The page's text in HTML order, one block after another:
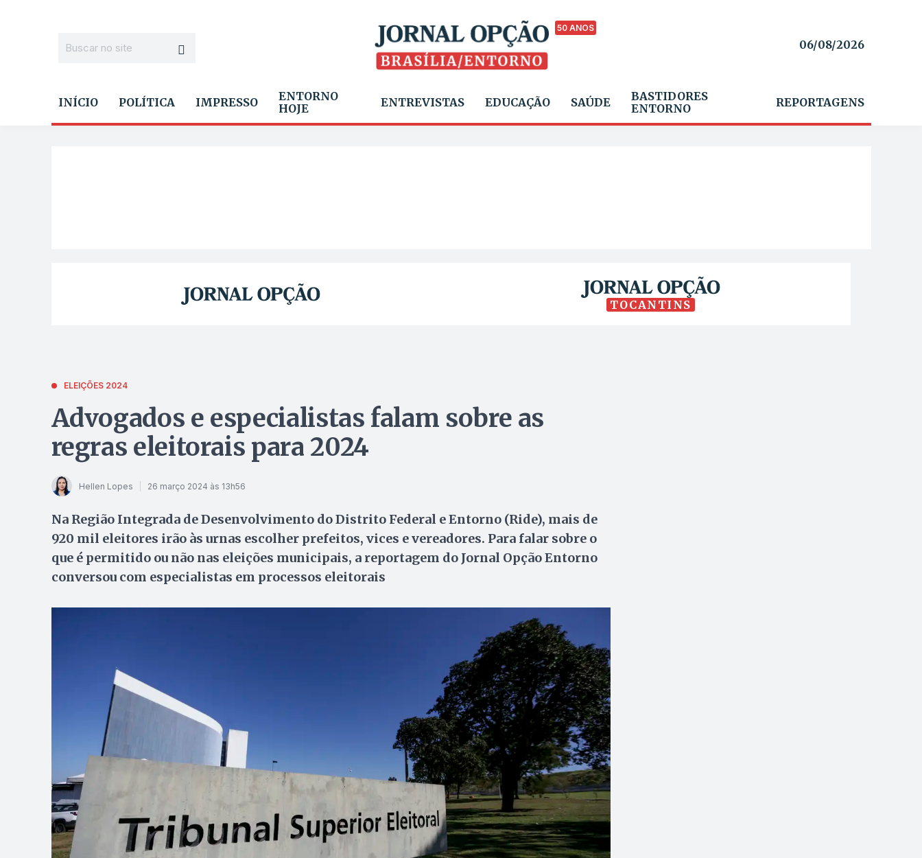
50 ANOS
06/08/2026
INÍCIO POLÍTICA IMPRESSO
ENTORNO
HOJE
ENTREVISTAS EDUCAÇÃO SAÚDE
BASTIDORES
ENTORNO
REPORTAGENS
TOCANTINS
ELEIÇÕES 2024
Advogados e especialistas falam sobre as
regras eleitorais para 2024
Hellen Lopes 26 março 2024 às 13h56
Na Região Integrada de Desenvolvimento do Distrito Federal e Entorno (Ride), mais de
920 mil eleitores irão às urnas escolher prefeitos, vices e vereadores. Para falar sobre o
que é permitido ou não nas eleições municipais, a reportagem do Jornal Opção Entorno
conversou com especialistas em processos eleitorais